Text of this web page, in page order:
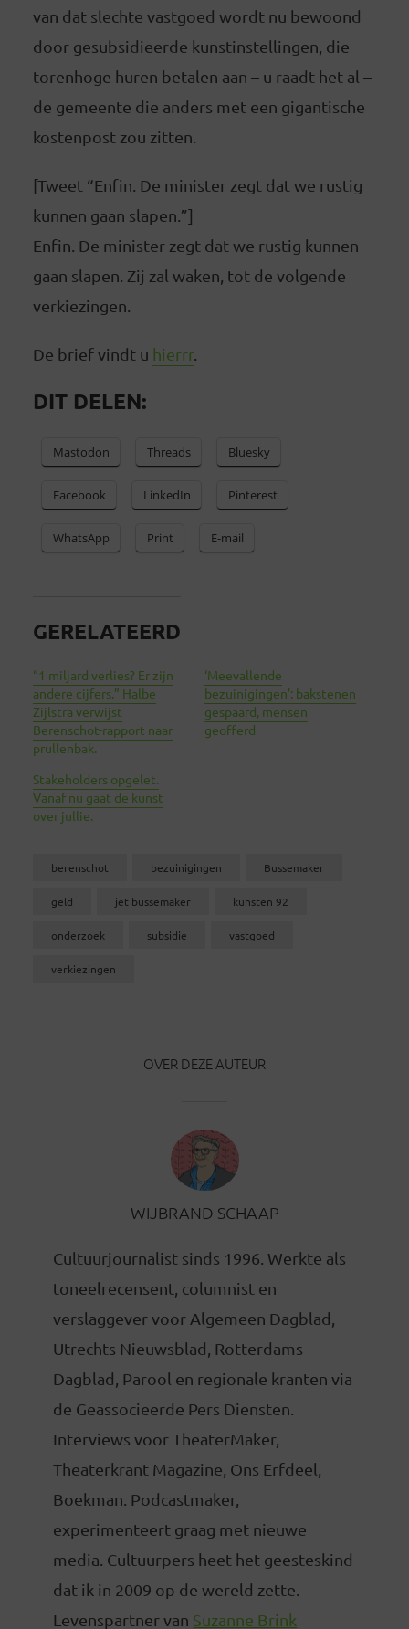
van dat slechte vastgoed wordt nu bewoond
door gesubsidieerde kunstinstellingen, die
torenhoge huren betalen aan – u raadt het al –
de gemeente die anders met een gigantische
kostenpost zou zitten.
[Tweet “Enfin. De minister zegt dat we rustig
kunnen gaan slapen.”]
Enfin. De minister zegt dat we rustig kunnen
gaan slapen. Zij zal waken, tot de volgende
verkiezingen.
De brief vindt u hierrr.
DIT DELEN:
Mastodon Threads Bluesky
Facebook LinkedIn Pinterest
WhatsApp Print E-mail
GERELATEERD
“1 miljard verlies? Er zijn
andere cijfers.” Halbe
Zijlstra verwijst
Berenschot-rapport naar
prullenbak.
‘Meevallende
bezuinigingen’: bakstenen
gespaard, mensen
geofferd
Stakeholders opgelet.
Vanaf nu gaat de kunst
over jullie.
berenschot bezuinigingen Bussemaker
geld jet bussemaker kunsten 92
onderzoek subsidie vastgoed
verkiezingen
OVER DEZE AUTEUR
WIJBRAND SCHAAP
Cultuurjournalist sinds 1996. Werkte als
toneelrecensent, columnist en
verslaggever voor Algemeen Dagblad,
Utrechts Nieuwsblad, Rotterdams
Dagblad, Parool en regionale kranten via
de Geassocieerde Pers Diensten.
Interviews voor TheaterMaker,
Theaterkrant Magazine, Ons Erfdeel,
Boekman. Podcastmaker,
experimenteert graag met nieuwe
media. Cultuurpers heet het geesteskind
dat ik in 2009 op de wereld zette.
Levenspartner van Suzanne Brink